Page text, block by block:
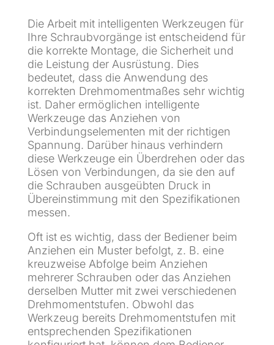
Die Arbeit mit intelligenten Werkzeugen für
Ihre Schraubvorgänge ist entscheidend für
die korrekte Montage, die Sicherheit und
die Leistung der Ausrüstung. Dies
bedeutet, dass die Anwendung des
korrekten Drehmomentmaßes sehr wichtig
ist. Daher ermöglichen intelligente
Werkzeuge das Anziehen von
Verbindungselementen mit der richtigen
Spannung. Darüber hinaus verhindern
diese Werkzeuge ein Überdrehen oder das
Lösen von Verbindungen, da sie den auf
die Schrauben ausgeübten Druck in
Übereinstimmung mit den Spezifikationen
messen.
Oft ist es wichtig, dass der Bediener beim
Anziehen ein Muster befolgt, z. B. eine
kreuzweise Abfolge beim Anziehen
mehrerer Schrauben oder das Anziehen
derselben Mutter mit zwei verschiedenen
Drehmomentstufen. Obwohl das
Werkzeug bereits Drehmomentstufen mit
entsprechenden Spezifikationen